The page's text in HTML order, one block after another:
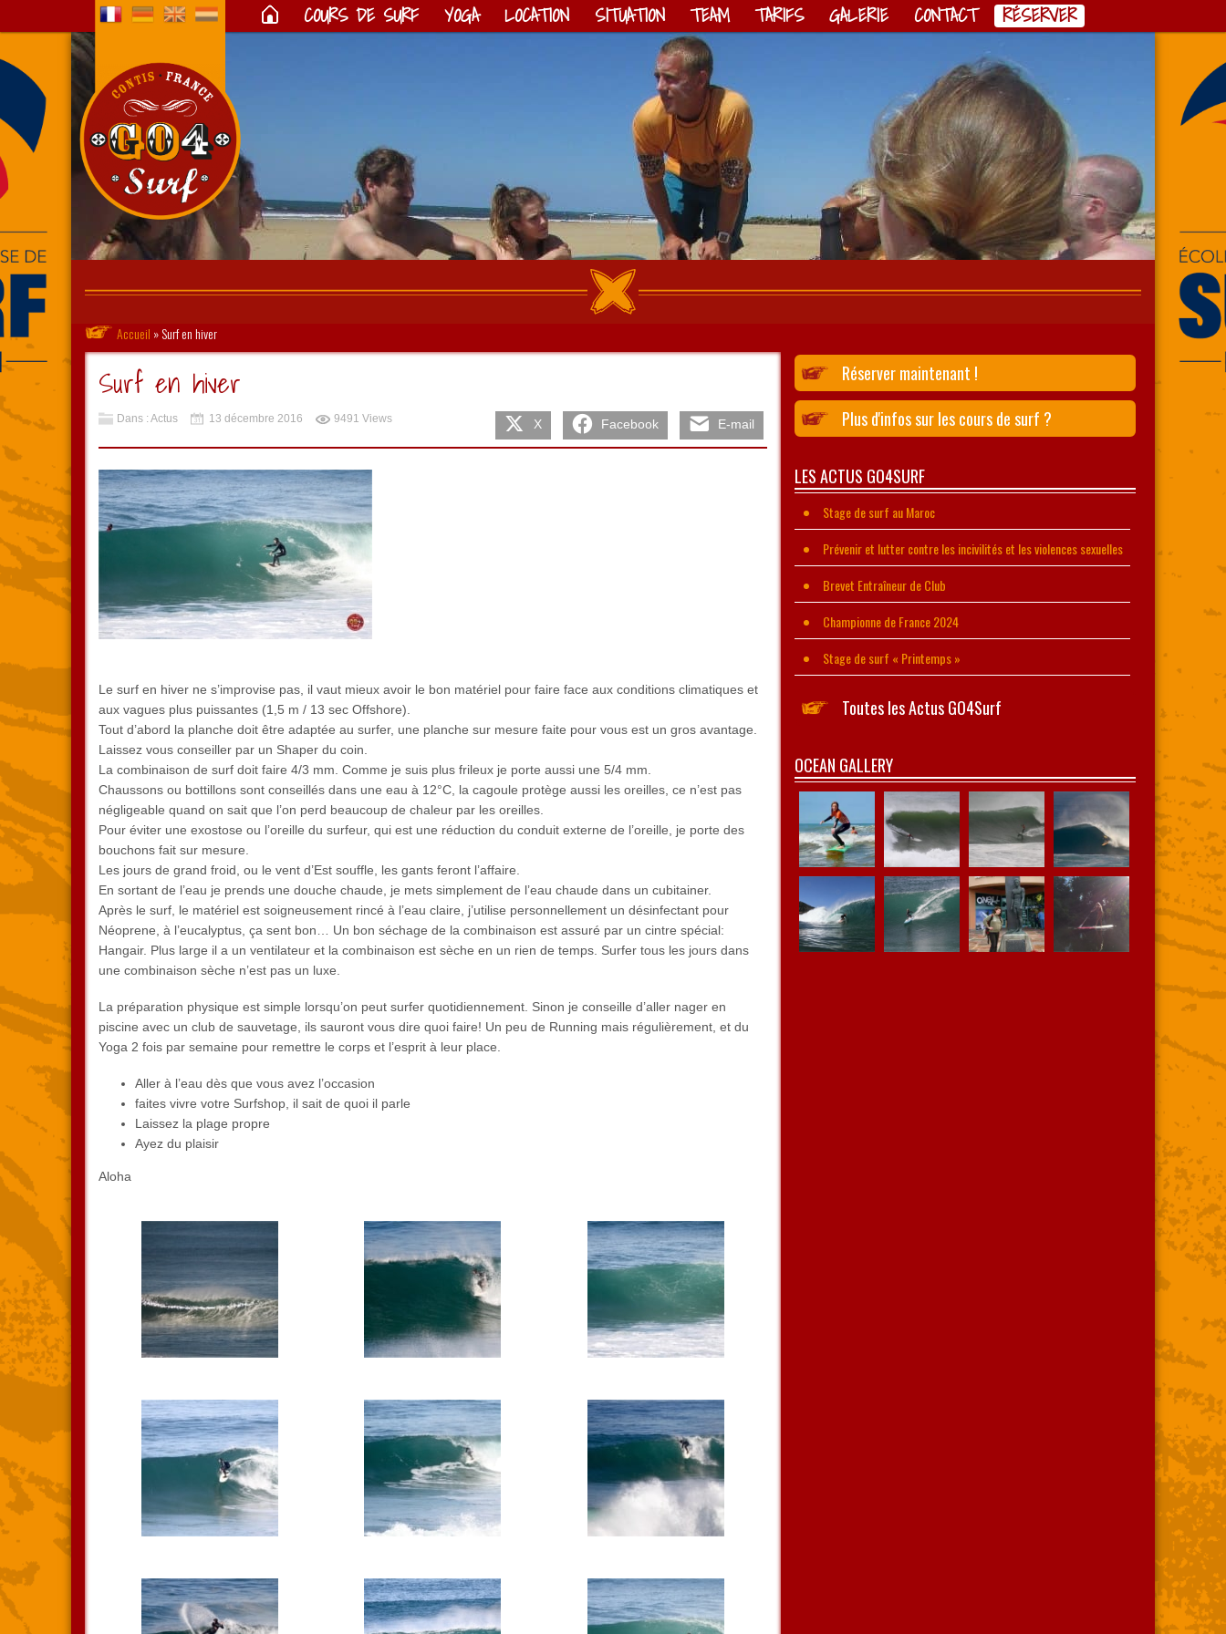
COURS DE SURF YOGA LOCATION SITUATION TEAM TARIFS GALERIE CONTACT RÉSERVER
Accueil »Surf en hiver
Surf en hiver
Dans : Actus 13 décembre 2016 9491 Views X Facebook E-mail
Le surf en hiver ne s’improvise pas, il vaut mieux avoir le bon matériel pour faire face aux conditions climatiques et
aux vagues plus puissantes (1,5 m / 13 sec Offshore).
Tout d’abord la planche doit être adaptée au surfer, une planche sur mesure faite pour vous est un gros avantage.
Laissez vous conseiller par un Shaper du coin.
La combinaison de surf doit faire 4/3 mm. Comme je suis plus frileux je porte aussi une 5/4 mm.
Chaussons ou bottillons sont conseillés dans une eau à 12°C, la cagoule protège aussi les oreilles, ce n’est pas
négligeable quand on sait que l’on perd beaucoup de chaleur par les oreilles.
Pour éviter une exostose ou l’oreille du surfeur, qui est une réduction du conduit externe de l’oreille, je porte des
bouchons fait sur mesure.
Les jours de grand froid, ou le vent d’Est souffle, les gants feront l’affaire.
En sortant de l’eau je prends une douche chaude, je mets simplement de l’eau chaude dans un cubitainer.
Après le surf, le matériel est soigneusement rincé à l’eau claire, j’utilise personnellement un désinfectant pour
Néoprene, à l’eucalyptus, ça sent bon… Un bon séchage de la combinaison est assuré par un cintre spécial:
Hangair. Plus large il a un ventilateur et la combinaison est sèche en un rien de temps. Surfer tous les jours dans
une combinaison sèche n’est pas un luxe.
La préparation physique est simple lorsqu’on peut surfer quotidiennement. Sinon je conseille d’aller nager en
piscine avec un club de sauvetage, ils sauront vous dire quoi faire! Un peu de Running mais régulièrement, et du
Yoga 2 fois par semaine pour remettre le corps et l’esprit à leur place.
Aller à l’eau dès que vous avez l’occasion
faites vivre votre Surfshop, il sait de quoi il parle
Laissez la plage propre
Ayez du plaisir
Aloha
Réserver maintenant !
Plus d'infos sur les cours de surf ?
LES ACTUS GO4SURF
Stage de surf au Maroc
Prévenir et lutter contre les incivilités et les violences sexuelles
Brevet Entraîneur de Club
Championne de France 2024
Stage de surf « Printemps »
Toutes les Actus GO4Surf
OCEAN GALLERY